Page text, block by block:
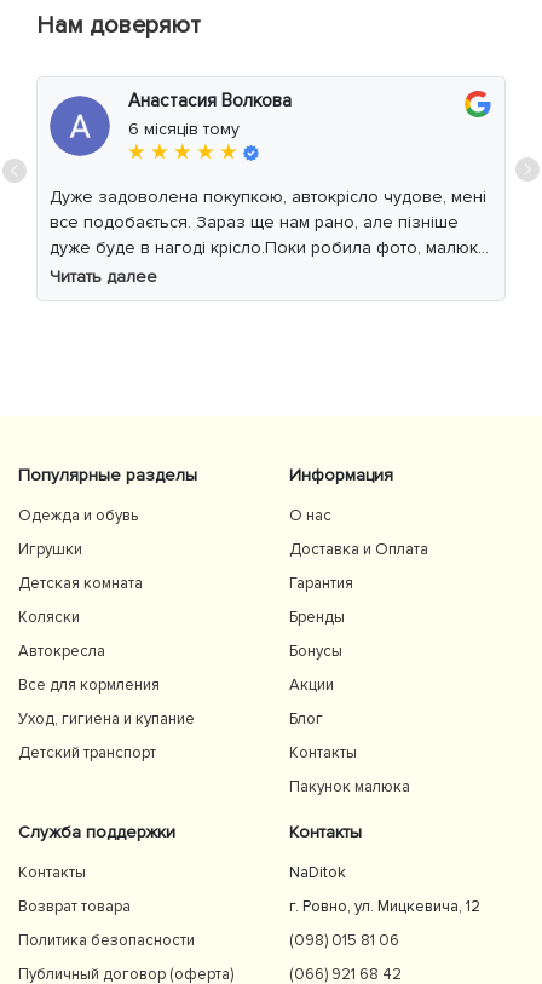
Нам доверяют
Анастасия Волкова
6 місяців тому
★ ★ ★ ★ ★
Дуже задоволена покупкою, автокрісло чудове, мені
все подобається. Зараз ще нам рано, але пізніше
дуже буде в нагоді крісло.Поки робила фото, малюк
уважно читав інструкцію 😁
Читать далее
Популярные разделы
Одежда и обувь
Игрушки
Детская комната
Коляски
Автокресла
Все для кормления
Уход, гигиена и купание
Детский транспорт
Информация
О нас
Доставка и Оплата
Гарантия
Бренды
Бонусы
Акции
Блог
Контакты
Пакунок малюка
Служба поддержки
Контакты
Возврат товара
Политика безопасности
Публичный договор (оферта)
Контакты
NaDitok
г. Ровно, ул. Мицкевича, 12
(098) 015 81 06
(066) 921 68 42